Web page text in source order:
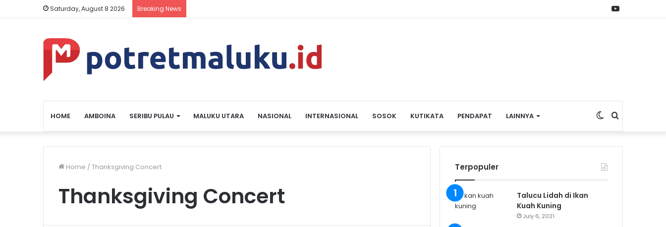
Saturday, August 8 2026 Breaking News
HOME AMBOINA SERIBU PULAU MALUKU UTARA NASIONAL INTERNASIONAL SOSOK KUTIKATA PENDAPAT LAINNYA Search
for
Switch
skin
Home /Thanksgiving Concert
Thanksgiving Concert
Terpopuler
Talucu Lidah di Ikan
Kuah Kuning
July 6, 2021